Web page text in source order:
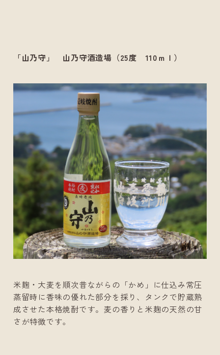
「山乃守」 山乃守酒造場（25度 110ｍｌ）
米麹・大麦を順次昔ながらの「かめ」に仕込み常圧
蒸留時に香味の優れた部分を採り、タンクで貯蔵熟
成させた本格焼酎です。麦の香りと米麹の天然の甘
さが特徴です。